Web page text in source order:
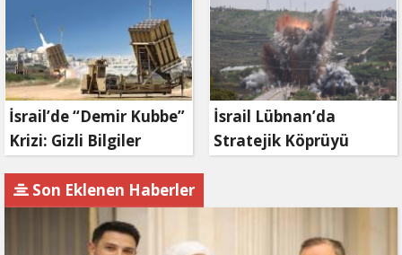
zaman bitecek?
İsrail’de “Demir Kubbe”
Krizi: Gizli Bilgiler
Gözaltında
İsrail Lübnan’da
Stratejik Köprüyü
Son Eklenen Haberler